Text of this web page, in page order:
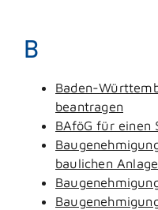
B
Baden-
beantragen
BAföG für einen
baulichen